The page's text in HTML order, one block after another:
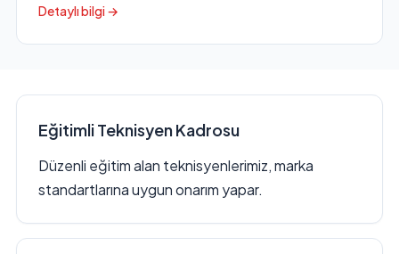
Detaylı bilgi →
Eğitimli Teknisyen Kadrosu
Düzenli eğitim alan teknisyenlerimiz, marka
standartlarına uygun onarım yapar.